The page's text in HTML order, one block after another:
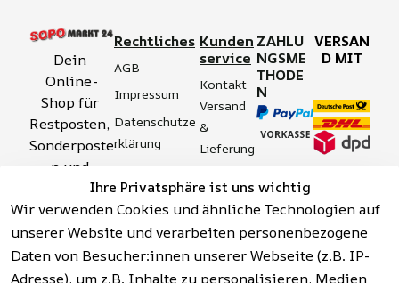
Ihre Privatsphäre ist uns wichtig
Wir verwenden Cookies und ähnliche Technologien auf
unserer Website und verarbeiten personenbezogene
Daten von Besucher:innen unserer Webseite (z.B. IP-
Adresse), um z.B. Inhalte zu personalisieren, Medien
Dein
Online-
Shop für
Restposten,
Sonderposte
n und
Aktionsartik
el rund um
Werkzeuge,
Garten,
Haushalt
Rechtliches
AGB
Impressum
Datenschutze
rklärung
tserklärung
Widerrufsrech
t
Hinweise zur
Kunden
service
Kontakt
Versand
&
Lieferung
&
Sicherhei
t
Häufige
Fragen
ZAHLU
NGSME
THODE
N
VERSAN
D MIT